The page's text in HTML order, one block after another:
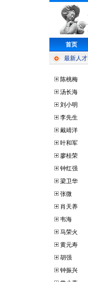
首页
最新人才
陈桃梅
汤长海
刘小明
李先生
戴靖洋
叶和军
廖桂荣
钟红强
梁卫华
张微
肖天养
韦海
马荣火
黄元寿
胡强
钟振兴